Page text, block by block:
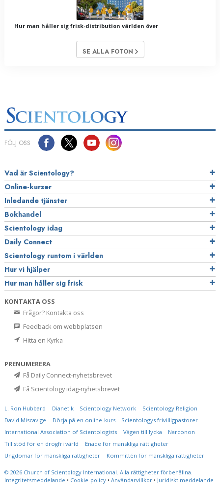
Hur man håller sig frisk-distribution världen över
SE ALLA FOTON
FÖLJ OSS
Vad är Scientology?
Online-kurser
Inledande tjänster
Bokhandel
Scientology idag
Daily Connect
Scientology runtom i världen
Hur vi hjälper
Hur man håller sig frisk
KONTAKTA OSS
Frågor? Kontakta oss
Feedback om webbplatsen
Hitta en Kyrka
PRENUMERERA
Få Daily Connect-nyhetsbrevet
Få Scientology idag-nyhetsbrevet
L. Ron Hubbard Dianetik Scientology Network
Scientology Religion
David Miscavige
Börja på en online-kurs
Scientologys frivilligpastorer
International Association of Scientologists
Vägen till lycka
Narconon
Till stöd för en drogfri värld
Enade för mänskliga rättigheter
Ungdomar för mänskliga rättigheter
Kommittén för mänskliga rättigheter
© 2026 Church of Scientology International. Alla rättigheter förbehållna.
Integritetsmeddelande • Cookie-policy • Användarvillkor • Juridiskt meddelande